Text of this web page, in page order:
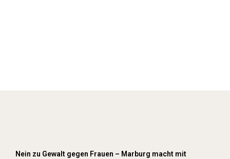
Nein zu Gewalt gegen Frauen – Marburg macht mit